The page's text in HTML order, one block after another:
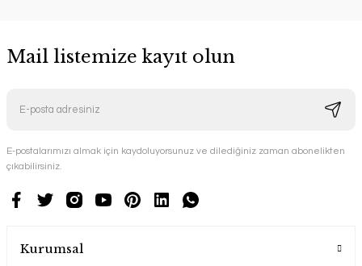
Mail listemize kayıt olun
E-postalarımızı almak için kaydoluyorsunuz ve dilediğiniz zaman abonelikten
çıkabilirsiniz.
Kurumsal